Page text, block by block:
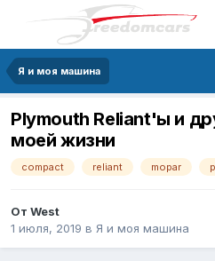
Я и моя машина
Plymouth Reliant'ы и
моей жизни
compact reliant mopar
От West
1 июля, 2019 в Я и моя машина